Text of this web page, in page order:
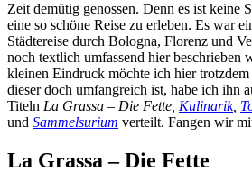
Zeit demütig genossen. Denn es ist keine
eine so schöne Reise zu erleben. Es war
Städtereise durch Bologna, Florenz und
noch textlich umfassend hier beschrieben
kleinen Eindruck möchte ich hier trotzdem
dieser doch umfangreich ist, habe ich ihn
Titeln La Grassa – Die Fette, Kulinarik,
und Sammelsurium verteilt. Fangen wir
La Grassa – Die Fette